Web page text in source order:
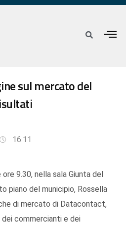
sul mercato del
16:11
9.30, nella sala Giunta del
piano del municipio, Rossella
di mercato di Datacontact,
commercianti e dei